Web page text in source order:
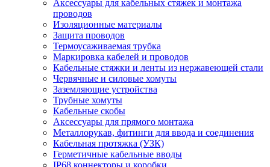
Аксессуары для кабельных стяжек и монтажа
проводов
Изоляционные материалы
Защита проводов
Термоусаживаемая трубка
Маркировка кабелей и проводов
Кабельные стяжки и ленты из нержавеющей стали
Червячные и силовые хомуты
Заземляющие устройства
Трубные хомуты
Кабельные скобы
Аксессуары для прямого монтажа
Металлорукав, фитинги для ввода и соединения
Кабельная протяжка (УЗК)
Герметичные кабельные вводы